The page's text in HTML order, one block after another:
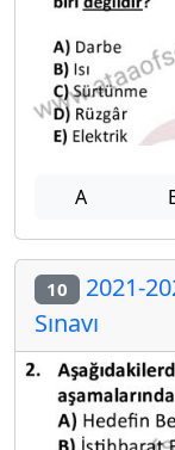
A
10 2021-
Sınavı